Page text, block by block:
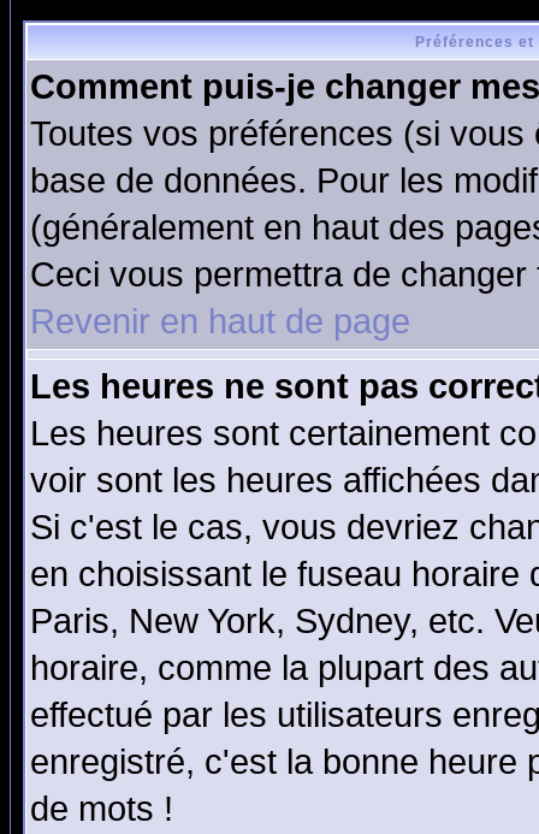
Préférences
Comment puis-je changer
Toutes vos préférences (si
base de données. Pour les
(généralement en haut des
Ceci vous permettra de
Revenir en haut de page
Les heures ne sont pas
Les heures sont certainement
voir sont les heures affichées
Si c'est le cas, vous devriez
en choisissant le fuseau
Paris, New York, Sydney, etc.
horaire, comme la plupart des
effectué par les utilisateurs
enregistré, c'est la bonne heure
de mots !